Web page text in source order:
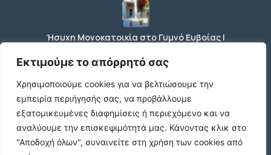
Εκτιμούμε το απόρρητό σας
Χρησιμοποιούμε cookies για να βελτιώσουμε την
εμπειρία περιήγησής σας, να προβάλλουμε
εξατομικευμένες διαφημίσεις ή περιεχόμενο και να
αναλύουμε την επισκεψιμότητά μας. Κάνοντας κλικ στο
"Αποδοχή όλων", συναινείτε στη χρήση των cookies από
Ήσυχη Μονοκατοικία στο Γυμνό Ευβοίας |
Κοντά σε Θάλασσα & Βουνό
€52 /μήνα
ΕΝΟΙΚΙΑΣΗ ΔΙΑΜΕΡΙΣΜΑΤΟΣ ΧΑΡΙΛΑΟΥ
ΘΕΣΣΑΛΟΝΙΚΗ
€600 /μήνα